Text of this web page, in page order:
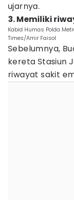
ujarnya.
3. Memiliki
Kabid Humas Polda
Times/Amir Faisol
Sebelumnya,
kereta Stasiun
riwayat sakit